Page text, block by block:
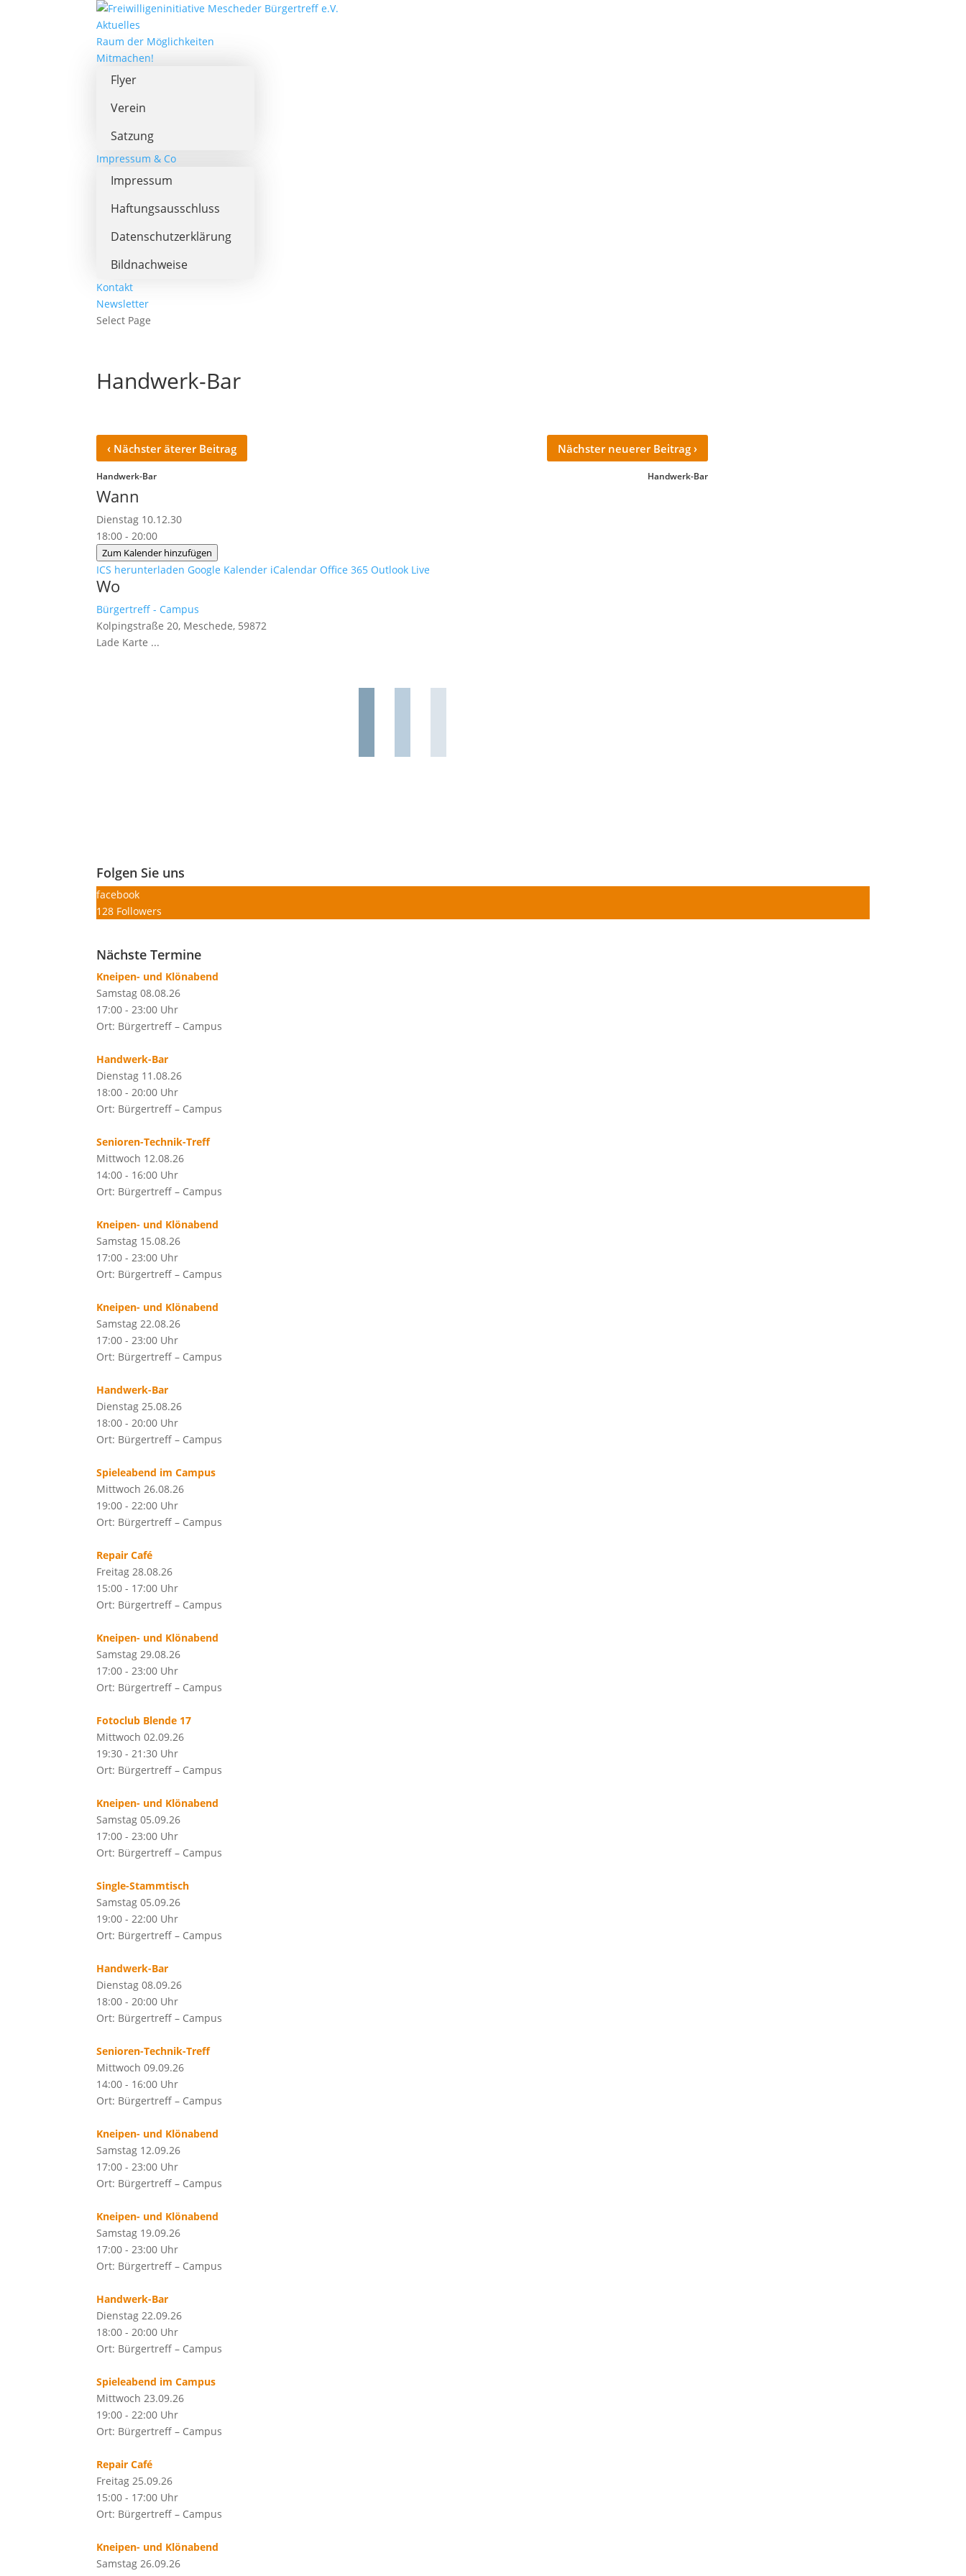
Aktuelles
Raum der Möglichkeiten
Mitmachen!
Flyer
Verein
Satzung
Impressum & Co
Impressum
Haftungsausschluss
Datenschutzerklärung
Bildnachweise
Kontakt
Newsletter
Select Page
Handwerk-Bar
‹ Nächster äterer Beitrag
Handwerk-Bar
Nächster neuerer Beitrag›
Handwerk-Bar
Wann
Dienstag 10.12.30
18:00 - 20:00
Zum Kalender hinzufügen
ICS herunterladen Google Kalender iCalendar Office 365 Outlook Live
Wo
Bürgertreff - Campus
Kolpingstraße 20, Meschede, 59872
Lade Karte ...
Folgen Sie uns
facebook
128 Followers
Nächste Termine
Kneipen- und Klönabend
Samstag 08.08.26
17:00 - 23:00 Uhr
Ort: Bürgertreff – Campus
Handwerk-Bar
Dienstag 11.08.26
18:00 - 20:00 Uhr
Ort: Bürgertreff – Campus
Senioren-Technik-Treff
Mittwoch 12.08.26
14:00 - 16:00 Uhr
Ort: Bürgertreff – Campus
Kneipen- und Klönabend
Samstag 15.08.26
17:00 - 23:00 Uhr
Ort: Bürgertreff – Campus
Kneipen- und Klönabend
Samstag 22.08.26
17:00 - 23:00 Uhr
Ort: Bürgertreff – Campus
Handwerk-Bar
Dienstag 25.08.26
18:00 - 20:00 Uhr
Ort: Bürgertreff – Campus
Spieleabend im Campus
Mittwoch 26.08.26
19:00 - 22:00 Uhr
Ort: Bürgertreff – Campus
Repair Café
Freitag 28.08.26
15:00 - 17:00 Uhr
Ort: Bürgertreff – Campus
Kneipen- und Klönabend
Samstag 29.08.26
17:00 - 23:00 Uhr
Ort: Bürgertreff – Campus
Fotoclub Blende 17
Mittwoch 02.09.26
19:30 - 21:30 Uhr
Ort: Bürgertreff – Campus
Kneipen- und Klönabend
Samstag 05.09.26
17:00 - 23:00 Uhr
Ort: Bürgertreff – Campus
Single-Stammtisch
Samstag 05.09.26
19:00 - 22:00 Uhr
Ort: Bürgertreff – Campus
Handwerk-Bar
Dienstag 08.09.26
18:00 - 20:00 Uhr
Ort: Bürgertreff – Campus
Senioren-Technik-Treff
Mittwoch 09.09.26
14:00 - 16:00 Uhr
Ort: Bürgertreff – Campus
Kneipen- und Klönabend
Samstag 12.09.26
17:00 - 23:00 Uhr
Ort: Bürgertreff – Campus
Kneipen- und Klönabend
Samstag 19.09.26
17:00 - 23:00 Uhr
Ort: Bürgertreff – Campus
Handwerk-Bar
Dienstag 22.09.26
18:00 - 20:00 Uhr
Ort: Bürgertreff – Campus
Spieleabend im Campus
Mittwoch 23.09.26
19:00 - 22:00 Uhr
Ort: Bürgertreff – Campus
Repair Café
Freitag 25.09.26
15:00 - 17:00 Uhr
Ort: Bürgertreff – Campus
Kneipen- und Klönabend
Samstag 26.09.26